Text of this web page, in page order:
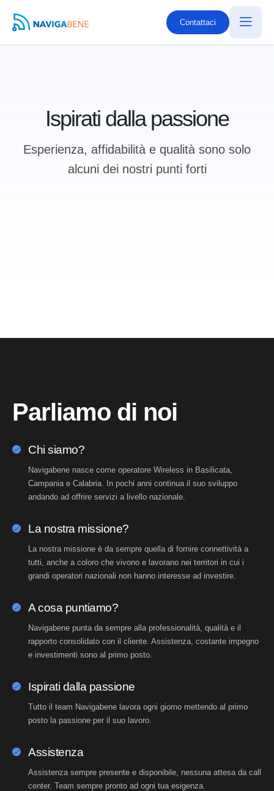
Contattaci
Ispirati dalla passione
Esperienza, affidabilità e qualità sono solo
alcuni dei nostri punti forti
Parliamo di noi
Chi siamo?
Navigabene nasce come operatore Wireless in Basilicata,
Campania e Calabria. In pochi anni continua il suo sviluppo
andando ad offrire servizi a livello nazionale.
La nostra missione?
La nostra missione è da sempre quella di fornire connettività a
tutti, anche a coloro che vivono e lavorano nei territori in cui i
grandi operatori nazionali non hanno interesse ad investire.
A cosa puntiamo?
Navigabene punta da sempre alla professionalità, qualità e il
rapporto consolidato con il cliente. Assistenza, costante impegno
e investimenti sono al primo posto.
Ispirati dalla passione
Tutto il team Navigabene lavora ogni giorno mettendo al primo
posto la passione per il suo lavoro.
Assistenza
Assistenza sempre presente e disponibile, nessuna attesa da call
center. Team sempre pronto ad ogni tua esigenza.